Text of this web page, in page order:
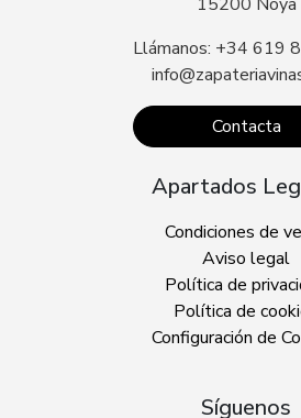
Llámanos: +34 619
Contacta
Apartados
Condiciones de
Aviso legal
Política de
Política de
Configuración de
Síguenos